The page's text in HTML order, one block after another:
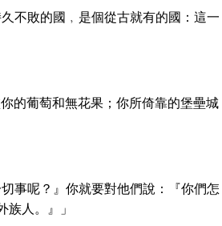
不敗的國﹐是個從古就有的國：這一
的葡萄和無花果；你所倚靠的堡壘城
事呢？』你就要對他們說：『你們怎
人。』」